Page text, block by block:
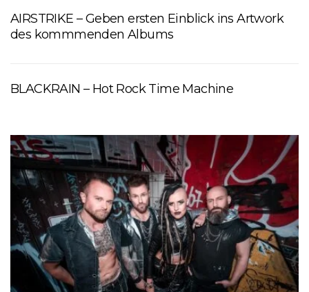
AIRSTRIKE – Geben ersten Einblick ins Artwork
des kommmenden Albums
BLACKRAIN – Hot Rock Time Machine